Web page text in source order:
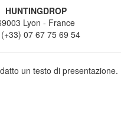
HUNTINGDROP
Lyon - France
(+33) 07 67 75 69 54
un testo di presentazione.